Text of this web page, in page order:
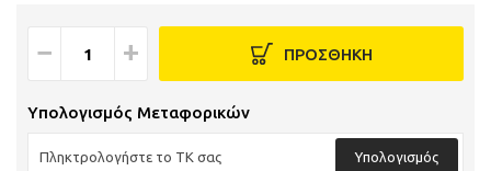
− + ΠΡΟΣΘΗΚΗ
Υπολογισμός Μεταφορικών
Υπολογισμός